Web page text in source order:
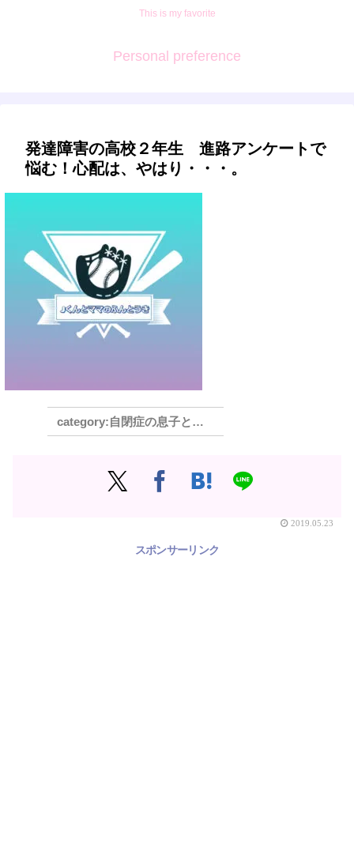
This is my favorite
Personal preference
発達障害の高校２年生 進路アンケートで
悩む！心配は、やはり・・・。
自閉症の息子と母の奮闘記 高校編
2019.05.23
スポンサーリンク